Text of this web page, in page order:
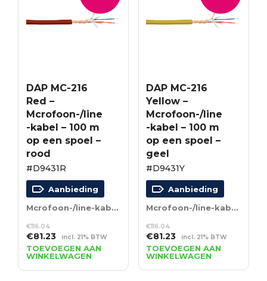
DAP MC-216
Red –
Mcrofoon-/line
-kabel – 100 m
op een spoel –
rood
#D9431R
Aanbieding
Mcrofoon-/line-kabel – 100 m op een spoel – rood
€116.04
Oorspronkelijke
prijs
was:
€116.04.
€81.23Huidige
prijs
is:
€81.23.
incl. 21% BTW
TOEVOEGEN AAN
WINKELWAGEN
DAP MC-216
Yellow –
Mcrofoon-/line
-kabel – 100 m
op een spoel –
geel
#D9431Y
Aanbieding
Mcrofoon-/line-kabel – 100 m op een spoel – geel
€116.04
Oorspronkelijke
prijs
was:
€116.04.
€81.23Huidige
prijs
is:
€81.23.
incl. 21% BTW
TOEVOEGEN AAN
WINKELWAGEN